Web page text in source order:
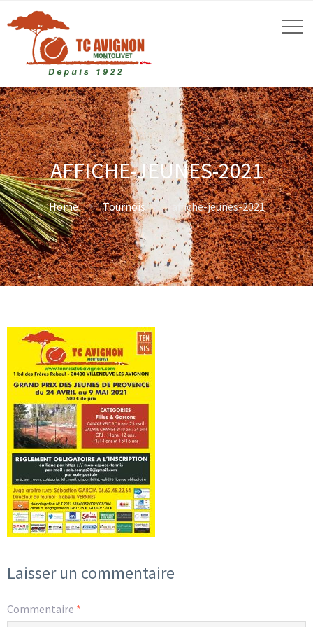
AFFICHE-JEUNES-2021
Home Tournois affiche-jeunes-2021
Laisser un commentaire
Commentaire *